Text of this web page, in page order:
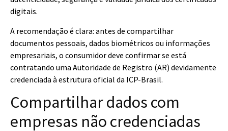
digitais.
A recomendação é clara: antes de compartilhar
documentos pessoais, dados biométricos ou informações
empresariais, o consumidor deve confirmar se está
contratando uma Autoridade de Registro (AR) devidamente
credenciada à estrutura oficial da ICP-Brasil.
Compartilhar dados com
empresas não credenciadas